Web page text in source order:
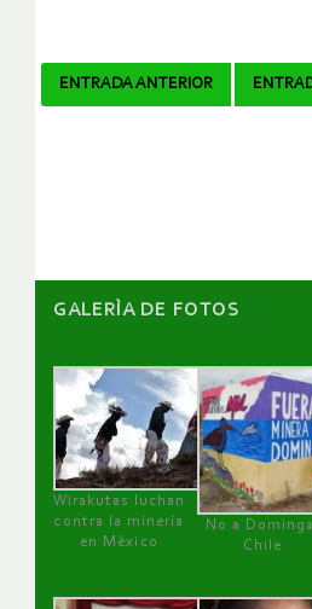
Navegador
ENTRADA ANTERIOR
GALERÌA DE FOTOS
Wirakutas luchan
contra la minería
en México
No a
Chile